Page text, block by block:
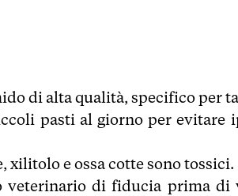
di alta qualità, specifico per
pasti al giorno per evitare
e ossa cotte sono tossici.
di fiducia prima di